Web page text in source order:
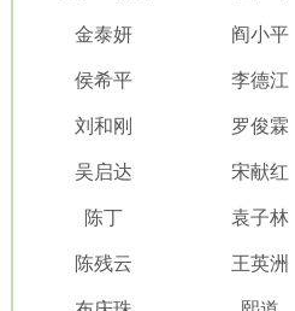
金泰妍 阎小平
侯希平 李德江
刘和刚 罗俊霖
吴启达 宋献红
陈丁 袁子林
陈残云 王英洲